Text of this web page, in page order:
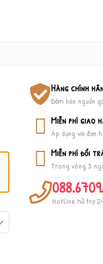
Hàng chính
Đảm bảo nguồn
Miễn phí giao
Áp dụng với đơn
Miễn phí đổi
Trong vòng 3
Hotline hỗ trợ